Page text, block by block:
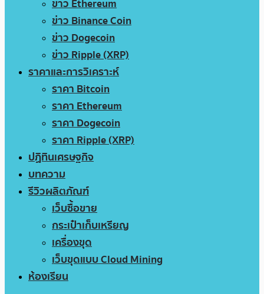
ข่าว Ethereum
ข่าว Binance Coin
ข่าว Dogecoin
ข่าว Ripple (XRP)
ราคาและการวิเคราะห์
ราคา Bitcoin
ราคา Ethereum
ราคา Dogecoin
ราคา Ripple (XRP)
ปฏิทินเศรษฐกิจ
บทความ
รีวิวผลิตภัณฑ์
เว็บซื้อขาย
กระเป๋าเก็บเหรียญ
เครื่องขุด
เว็บขุดแบบ Cloud Mining
ห้องเรียน